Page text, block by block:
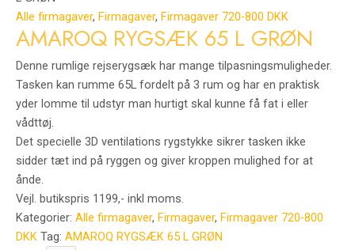
Alle firmagaver, Firmagaver, Firmagaver 720-800 DKK
AMAROQ RYGSÆK 65 L GRØN
Denne rumlige rejserygsæk har mange tilpasningsmuligheder.
Tasken kan rumme 65L fordelt på 3 rum og har en praktisk
yder lomme til udstyr man hurtigt skal kunne få fat i eller
vådttøj.
Det specielle 3D ventilations rygstykke sikrer tasken ikke
sidder tæt ind på ryggen og giver kroppen mulighed for at
ånde.
Vejl. butikspris 1199,- inkl moms.
Kategorier: Alle firmagaver, Firmagaver, Firmagaver 720-800
DKK Tag: AMAROQ RYGSÆK 65 L GRØN